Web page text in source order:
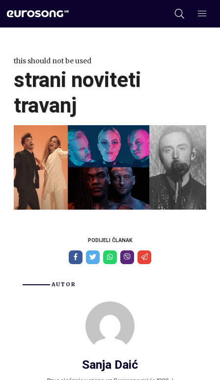
this should not be used
strani noviteti
travanj
PODIJELI ČLANAK
AUTOR
Sanja Daić